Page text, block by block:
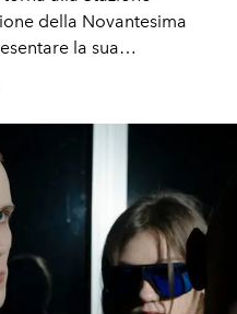
della Novantesima
la sua